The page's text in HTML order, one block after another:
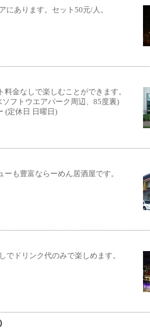
にあります。セット50元/人。
金なしで楽しむことができます。
フトウエアパーク周辺、85度裏)
(定休日 日曜日)
も豊富ならーめん居酒屋です。
でドリンク代のみで楽しめます。